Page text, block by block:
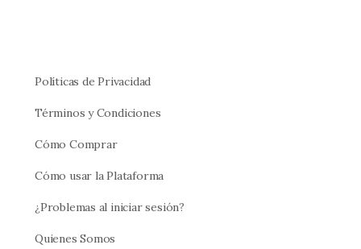
Políticas de Privacidad
Términos y Condiciones
Cómo Comprar
Cómo usar la Plataforma
¿Problemas al iniciar sesión?
Quienes Somos